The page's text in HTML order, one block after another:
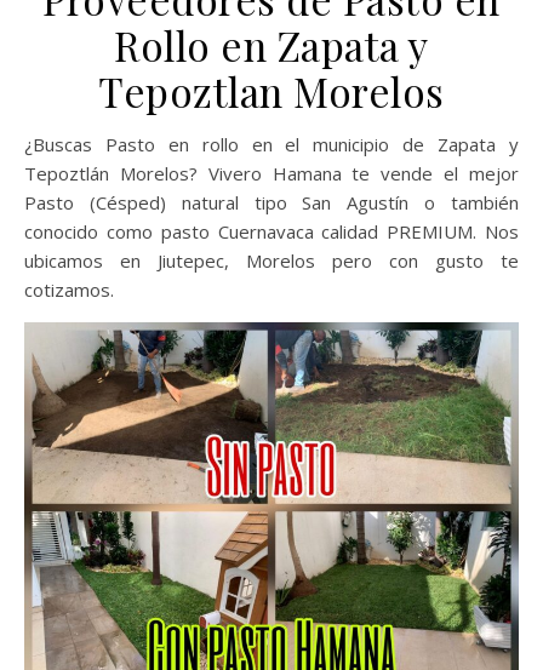
Rollo en Zapata y
Tepoztlan Morelos
¿Buscas Pasto en rollo en el municipio de Zapata y
Tepoztlán Morelos? Vivero Hamana te vende el mejor
Pasto (Césped) natural tipo San Agustín o también
conocido como pasto Cuernavaca calidad PREMIUM. Nos
ubicamos en Jiutepec, Morelos pero con gusto te
cotizamos.